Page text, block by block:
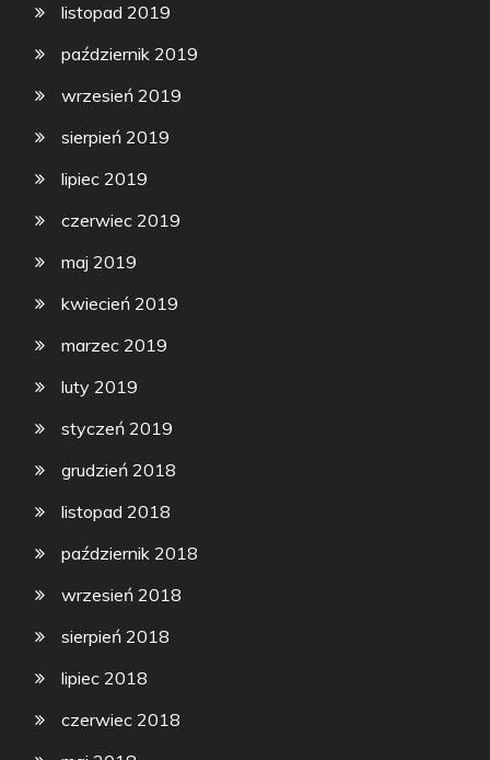
listopad 2019
październik 2019
wrzesień 2019
sierpień 2019
lipiec 2019
czerwiec 2019
maj 2019
kwiecień 2019
marzec 2019
luty 2019
styczeń 2019
grudzień 2018
listopad 2018
październik 2018
wrzesień 2018
sierpień 2018
lipiec 2018
czerwiec 2018